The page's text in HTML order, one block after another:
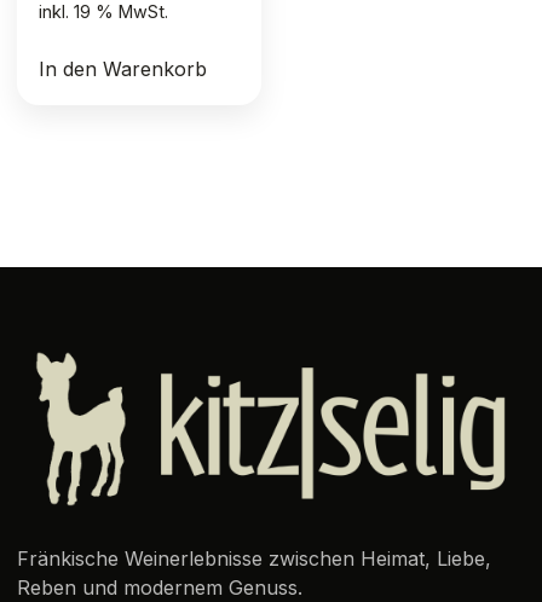
inkl. 19 % MwSt.
In den Warenkorb
Fränkische Weinerlebnisse zwischen Heimat, Liebe,
Reben und modernem Genuss.